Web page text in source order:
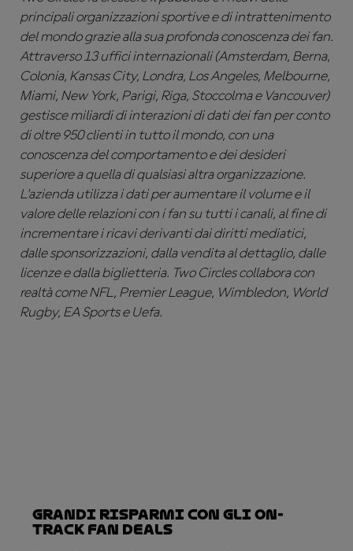
principali organizzazioni sportive e di intrattenimento
del mondo grazie alla sua profonda conoscenza dei fan.
Attraverso 13 uffici internazionali (Amsterdam, Berna,
Colonia, Kansas City, Londra, Los Angeles, Melbourne,
Miami, New York, Parigi, Riga, Stoccolma e Vancouver)
gestisce miliardi di interazioni di dati dei fan per conto
di oltre 950 clienti in tutto il mondo, con una
conoscenza del comportamento e dei desideri
superiore a quella di qualsiasi altra organizzazione.
L'azienda utilizza i dati per aumentare il volume e il
valore delle relazioni con i fan su tutti i canali, al fine di
incrementare i ricavi derivanti dai diritti mediatici,
dalle sponsorizzazioni, dalla vendita al dettaglio, dalle
licenze e dalla biglietteria. Two Circles collabora con
realtà come NFL, Premier League, Wimbledon, World
Rugby, EA Sports e Uefa.
GRANDI risparmi con gli On-
Track Fan Deals